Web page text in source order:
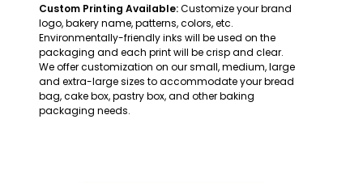
Custom Printing Available:Customize your brand
logo, bakery name, patterns, colors, etc.
Environmentally-friendly inks will be used on the
packaging and each print will be crisp and clear.
We offer customization on our small, medium, large
and extra-large sizes to accommodate your bread
bag, cake box, pastry box, and other baking
packaging needs.